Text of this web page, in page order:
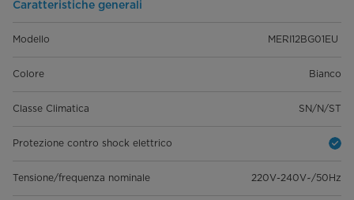
Caratteristiche generali
Modello MERI12BG01EU
Colore Bianco
Classe Climatica SN/N/ST
Protezione contro shock elettrico
Tensione/frequenza nominale 220V-240V~/50Hz